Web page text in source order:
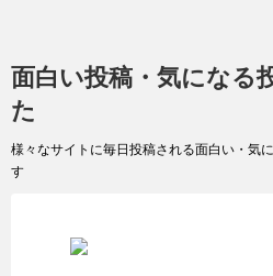
面白い投稿・気になる
た
様々なサイトに毎日投稿される面白い・気
す